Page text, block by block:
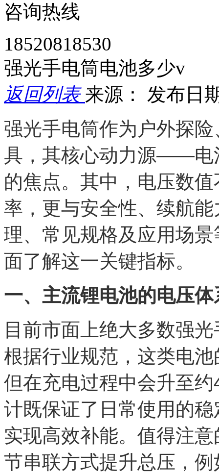
咨询热线
18520818530
强光手电筒电池多少v
返回列表来源： 发布日
强光手电筒作为户外探
具，其核心动力源——电
的焦点。其中，电压数
率，更与安全性、续航
理、常见规格及应用场
面了解这一关键指标。
一、主流锂电池的电压体
目前市面上绝大多数强
根据行业规范，这类电
但在充电过程中会升至
计既保证了日常使用的
实现高效补能。值得注
节串联方式提升总压，